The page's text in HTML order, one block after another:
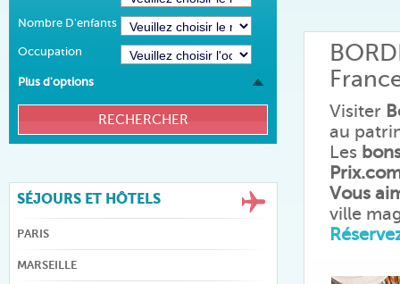
Nombre D'enfants
Occupation
Plus d'options
SÉJOURS ET HÔTELS
PARIS
MARSEILLE
Visiter
au
Les
Vous
ville